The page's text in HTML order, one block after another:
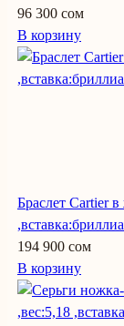
96 300 сом
В корзину
Браслет Cartier
194 900 сом
В корзину